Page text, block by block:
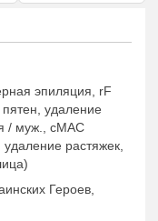
эпиляция, rF
удаление
/ муж., сМАС
растяжек,
Героев,